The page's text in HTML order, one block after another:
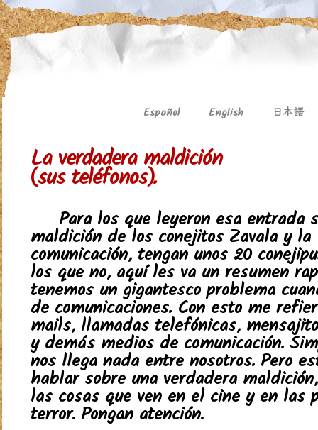
Español English 日本語
La verdadera maldición
(sus teléfonos).
Para los que leyeron esa entrada
maldición de los conejitos Zavala y la
comunicación, tengan unos 20
los que no, aquí les va un resumen
tenemos un gigantesco problema
de comunicaciones. Con esto me
mails, llamadas telefónicas,
y demás medios de comunicación.
nos llega nada entre nosotros. Pero
hablar sobre una verdadera
las cosas que ven en el cine y en las
terror. Pongan atención.